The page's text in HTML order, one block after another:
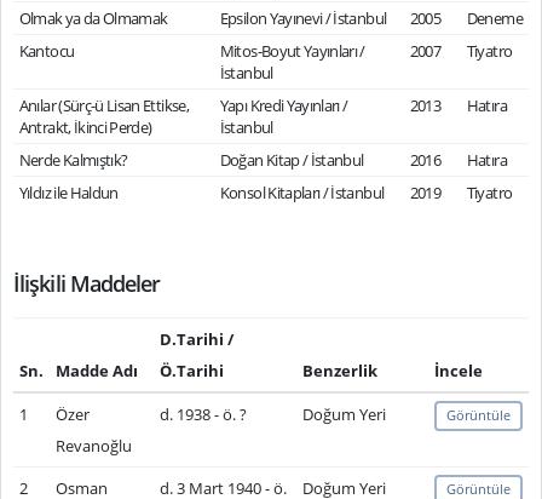
Olmak ya da Olmamak
Epsilon Yayınevi / İstanbul 2005
Deneme
Kantocu
Mitos-Boyut Yayınları /
İstanbul
2007 Tiyatro
Anılar (Sürç-ü Lisan Ettikse,
Antrakt, İkinci Perde)
Yapı Kredi Yayınları /
İstanbul
2013 Hatıra
Nerde Kalmıştık? Doğan Kitap / İstanbul 2016
Hatıra
Yıldız ile Haldun
Konsol Kitapları / İstanbul 2019 Tiyatro
İlişkili Maddeler
Sn. Madde Adı
D.Tarihi /
Ö.Tarihi
Benzerlik
İncele
1
Özer
Revanoğlu
d. 1938 - ö. ? Doğum Yeri Görüntüle
2
Osman
d. 3 Mart 1940 - ö.
Doğum Yeri Görüntüle